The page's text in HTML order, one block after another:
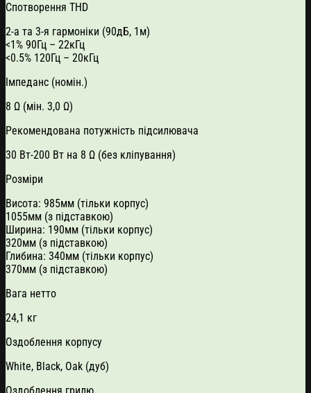
Спотворення THD
2-а та 3-я гармоніки (90дБ, 1м)
<1% 90Гц – 22кГц
<0.5% 120Гц – 20кГц
Імпеданс (номін.)
8 Ω (мін. 3,0 Ω)
Рекомендована потужність підсилювача
30 Вт-200 Вт на 8 Ω (без кліпування)
Розміри
Висота: 985мм (тільки корпус)
1055мм (з підставкою)
Ширина: 190мм (тільки корпус)
320мм (з підставкою)
Глибина: 340мм (тільки корпус)
370мм (з підставкою)
Вага нетто
24,1 кг
Оздоблення корпусу
White, Black, Oak (дуб)